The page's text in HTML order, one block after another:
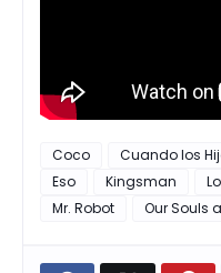
Coco Cuando los
Eso
Kingsman
Mr. Robot
Our Souls